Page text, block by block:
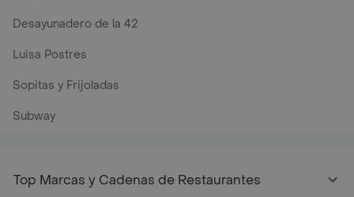
Desayunadero de la 42
Luisa Postres
Sopitas y Frijoladas
Subway
Top Marcas y Cadenas de Restaurantes